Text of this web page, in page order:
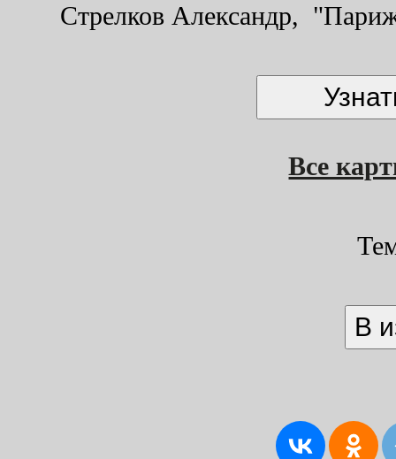
Стрелков Александр,
Все